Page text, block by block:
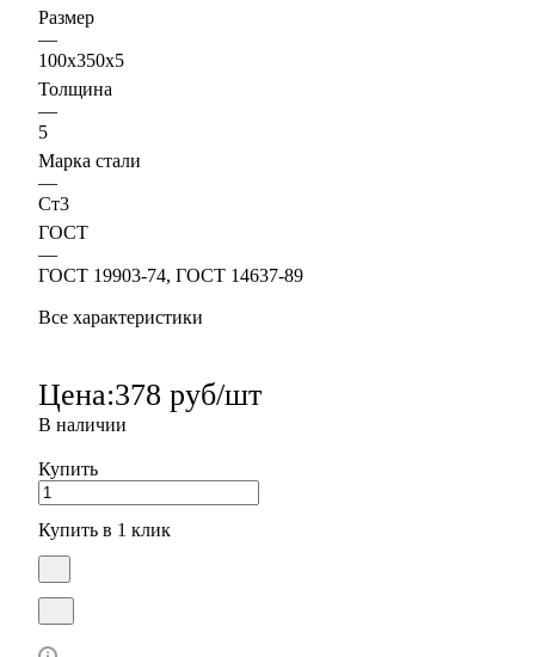
Размер
—
100х350х5
Толщина
—
5
Марка стали
—
Ст3
ГОСТ
—
ГОСТ 19903-74, ГОСТ 14637-89
Все характеристики
Цена:378 руб/шт
В наличии
Купить
Купить в 1 клик